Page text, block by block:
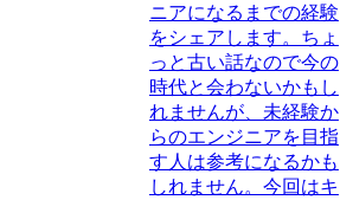
ニアになるまでの経験
をシェアします。ちょ
っと古い話なので今の
時代と会わないかもし
れませんが、未経験か
らのエンジニアを目指
す人は参考になるかも
しれません。今回はキ